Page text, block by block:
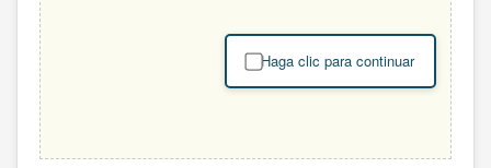
Haga clic para continuar